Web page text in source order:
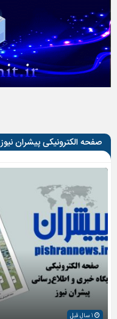
صفحه الکترونیکی پیشران نیوز